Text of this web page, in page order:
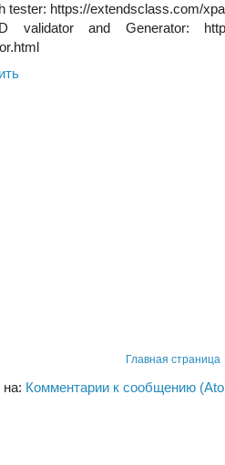
tester: https://extendsclass.com/
validator and Generator:
Главная страница
Комментарии к сообщению